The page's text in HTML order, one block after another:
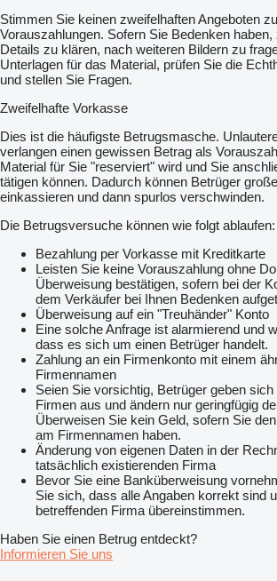
Stimmen Sie keinen zweifelhaften Angeboten
Vorauszahlungen. Sofern Sie Bedenken
Details zu klären, nach weiteren Bildern zu
Unterlagen für das Material, prüfen Sie die
und stellen Sie Fragen.
Zweifelhafte Vorkasse
Dies ist die häufigste Betrugsmasche.
verlangen einen gewissen Betrag als
Material für Sie "reserviert" wird und Sie
tätigen können. Dadurch können Betrüger
einkassieren und dann spurlos verschwinden.
Die Betrugsversuche können wie folgt ablaufen:
Bezahlung per Vorkasse mit Kreditkarte
Leisten Sie keine Vorauszahlung ohne
Überweisung bestätigen, sofern bei der
dem Verkäufer bei Ihnen Bedenken
Überweisung auf ein "Treuhänder" Konto
Eine solche Anfrage ist alarmierend und
dass es sich um einen Betrüger handelt.
Zahlung an ein Firmenkonto mit einem
Firmennamen
Seien Sie vorsichtig, Betrüger geben
Firmen aus und ändern nur geringfügig
Überweisen Sie kein Geld, sofern Sie
am Firmennamen haben.
Änderung von eigenen Daten in der
tatsächlich existierenden Firma
Bevor Sie eine Banküberweisung
Sie sich, dass alle Angaben korrekt sind
betreffenden Firma übereinstimmen.
Haben Sie einen Betrug entdeckt?
Informieren Sie uns